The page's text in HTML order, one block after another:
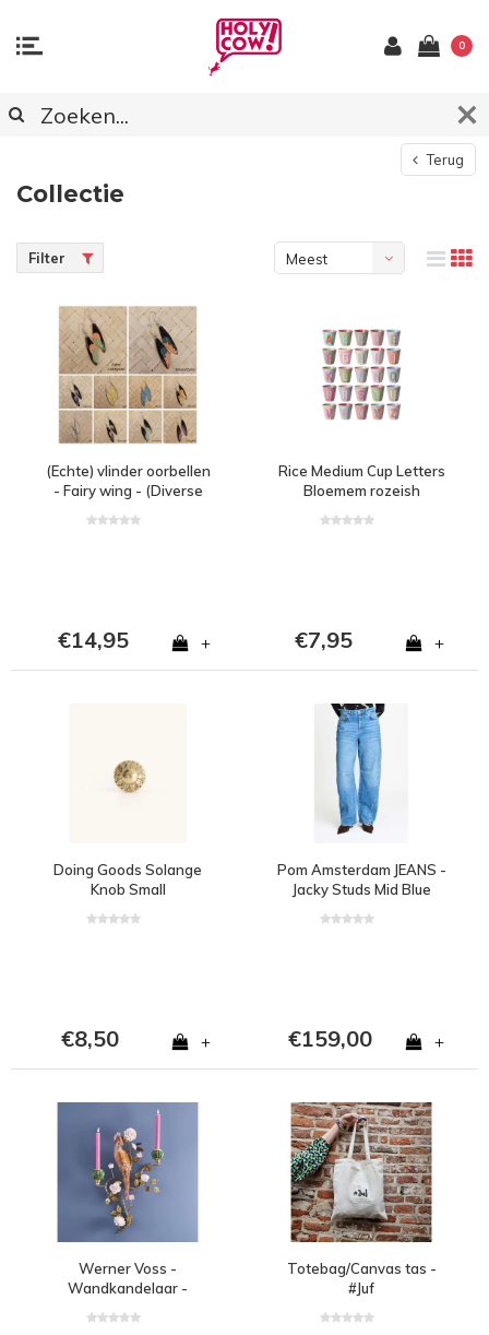
0
Terug
Collectie
Filter
Meest
(Echte) vlinder oorbellen
- Fairy wing - (Diverse
€14,95 +
Rice Medium Cup Letters
Bloemem rozeish
€7,95 +
Doing Goods Solange
Knob Small
€8,50 +
Pom Amsterdam JEANS -
Jacky Studs Mid Blue
€159,00 +
Werner Voss -
Wandkandelaar -
Handgeschilderd - 39,5
Totebag/Canvas tas -
#Juf